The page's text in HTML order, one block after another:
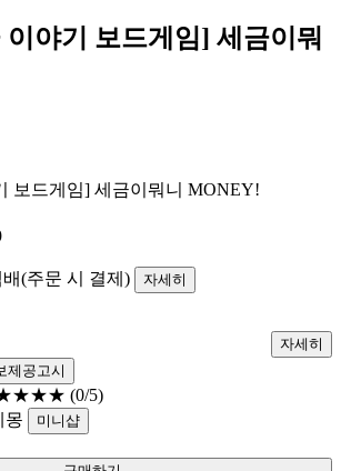
야기 보드게임] 세금이뭐
보드게임] 세금이뭐니 MONEY!
배(주문 시 결제)
자세히
자세히
제공고시
(0/5)
몽 미니샵